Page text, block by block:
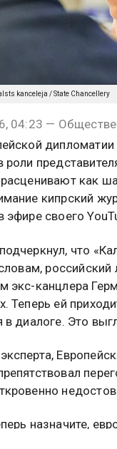
kanceleja / State Chancellery
04:23 —
роли
как
кипрский
эфире своего
что
экс-канцлера
Теперь ей
в диалоге. Это
назначите,